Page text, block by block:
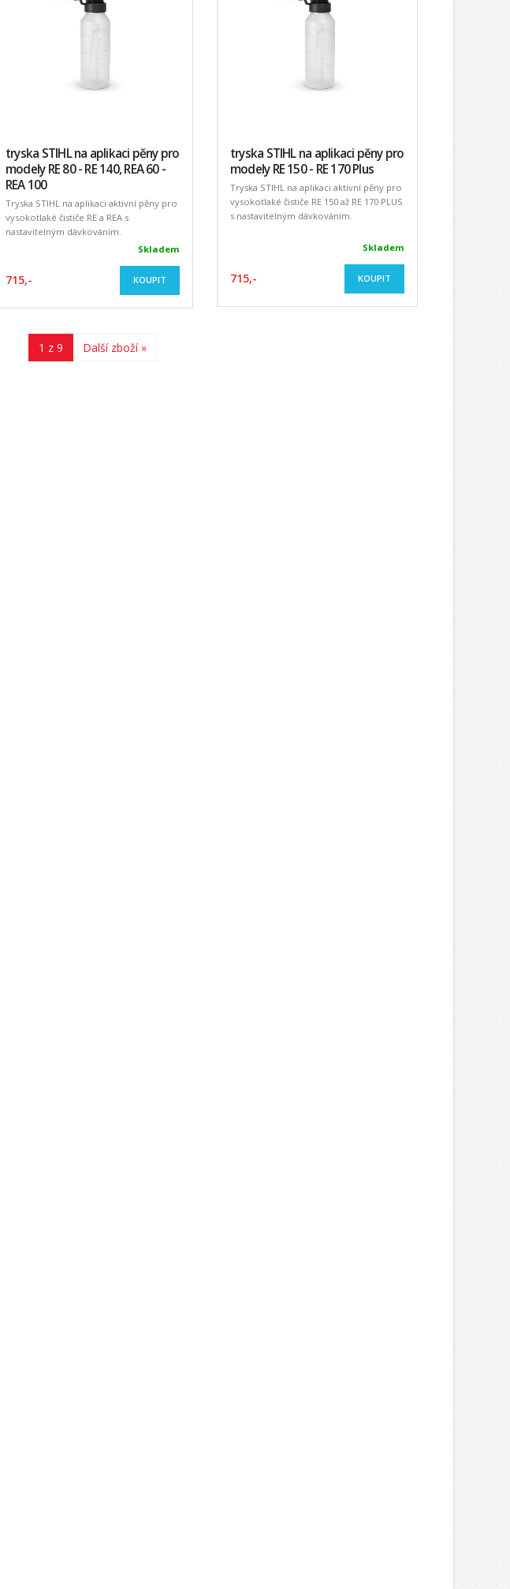
tryska STIHL na aplikaci pěny pro
modely RE 80 - RE 140, REA 60 -
REA 100
Tryska STIHL na aplikaci aktivní pěny pro
vysokotlaké čističe RE a REA s
nastavitelným dávkováním.
Skladem
715,- KOUPIT
tryska STIHL na aplikaci pěny pro
modely RE 150 - RE 170 Plus
Tryska STIHL na aplikaci aktivní pěny pro
vysokotlaké čističe RE 150 až RE 170 PLUS
s nastavitelným dávkováním.
Skladem
715,- KOUPIT
1 z 9 Další zboží »